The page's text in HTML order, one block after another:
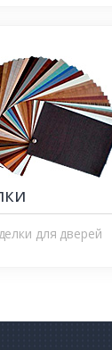
для дверей